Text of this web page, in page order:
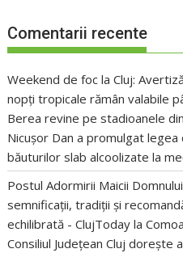
Comentarii recente
Weekend de foc la Cluj:
nopți tropicale rămân valabile
Berea revine pe stadioanele
Nicușor Dan a promulgat
băuturilor slab alcoolizate la
Postul Adormirii Maicii
semnificații, tradiții și
echilibrată - ClujToday la
Consiliul Județean Cluj dorește